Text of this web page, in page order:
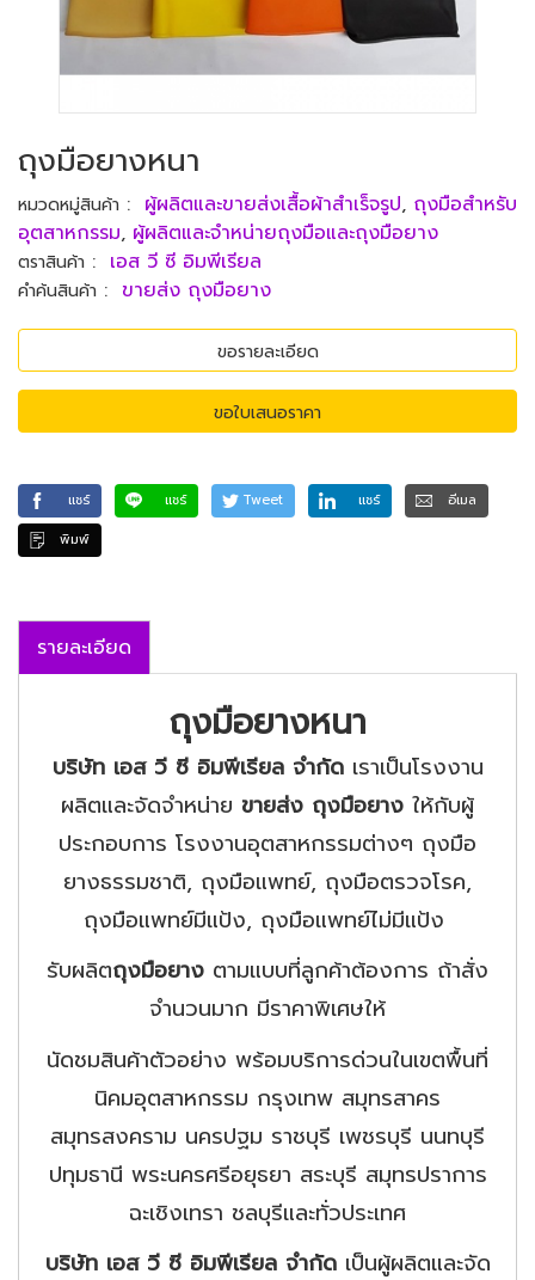
ถุงมือยางหนา
หมวดหมู่สินค้า : ผู้ผลิตและขายส่งเสื้อผ้าสำเร็จรูป, ถุงมือสำหรับ
อุตสาหกรรม, ผู้ผลิตและจำหน่ายถุงมือและถุงมือยาง
ตราสินค้า : เอส วี ซี อิมพีเรียล
คำค้นสินค้า : ขายส่ง ถุงมือยาง
ขอรายละเอียด
ขอใบเสนอราคา
แชร์ แชร์ Tweet แชร์
อีเมล
พิมพ์
รายละเอียด
ถุงมือยางหนา
บริษัท เอส วี ซี อิมพีเรียล จำกัด เราเป็นโรงงาน
ผลิตและจัดจำหน่าย ขายส่ง ถุงมือยาง ให้กับผู้
ประกอบการ โรงงานอุตสาหกรรมต่างๆ ถุงมือ
ยางธรรมชาติ, ถุงมือแพทย์, ถุงมือตรวจโรค,
ถุงมือแพทย์มีแป้ง, ถุงมือแพทย์ไม่มีแป้ง
รับผลิตถุงมือยาง ตามแบบที่ลูกค้าต้องการ ถ้าสั่ง
จำนวนมาก มีราคาพิเศษให้
นัดชมสินค้าตัวอย่าง พร้อมบริการด่วนในเขตพื้นที่
นิคมอุตสาหกรรม กรุงเทพ สมุทรสาคร
สมุทรสงคราม นครปฐม ราชบุรี เพชรบุรี นนทบุรี
ปทุมธานี พระนครศรีอยุธยา สระบุรี สมุทรปราการ
ฉะเชิงเทรา ชลบุรีและทั่วประเทศ
บริษัท เอส วี ซี อิมพีเรียล จำกัด เป็นผู้ผลิตและจัด